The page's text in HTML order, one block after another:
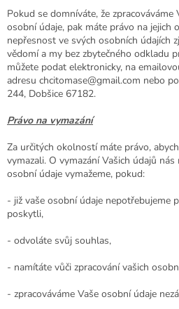
Pokud se domníváte, že zpracováváme
osobní údaje, pak máte právo na jejich
nepřesnost ve svých osobních údajích
vědomí a my bez zbytečného odkladu
můžete podat elektronicky, na
adresu chcitomase@gmail.com nebo
244, Dobšice 67182.
Právo na vymazání
Za určitých okolností máte právo,
vymazali. O vymazání Vašich údajů
osobní údaje vymažeme, pokud:
- již vaše osobní údaje nepotřebujeme
poskytli,
- odvoláte svůj souhlas,
- namítáte vůči zpracování vašich
- zpracováváme Vaše osobní údaje